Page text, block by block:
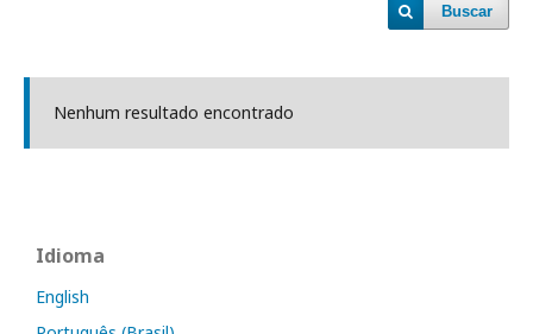
Buscar
Nenhum resultado encontrado
Idioma
English